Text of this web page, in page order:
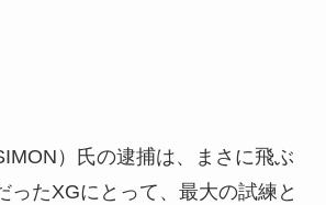
）氏の逮捕は、まさに飛ぶ
ったXGにとって、最大の試練と